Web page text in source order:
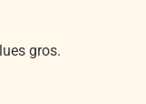
gros.